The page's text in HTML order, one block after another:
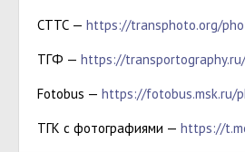
СТТС — https://transphoto.org/
ТГФ — https://
Fotobus — https://fotobus.msk.ru/
ТГК с фотографиями — https://